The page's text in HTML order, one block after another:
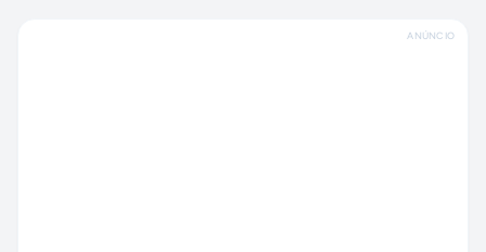
ANÚNCIO